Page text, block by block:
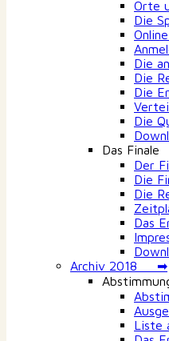
Orte
Die
Die
Die
Die
Die
Das
Der
Die
Die
Das
Archiv 2018 ➡
Liste